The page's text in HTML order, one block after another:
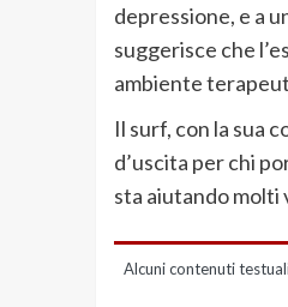
depressione, e a
suggerisce che
ambiente
Il surf, con la sua
d’uscita per chi
sta aiutando molti
Alcuni contenuti